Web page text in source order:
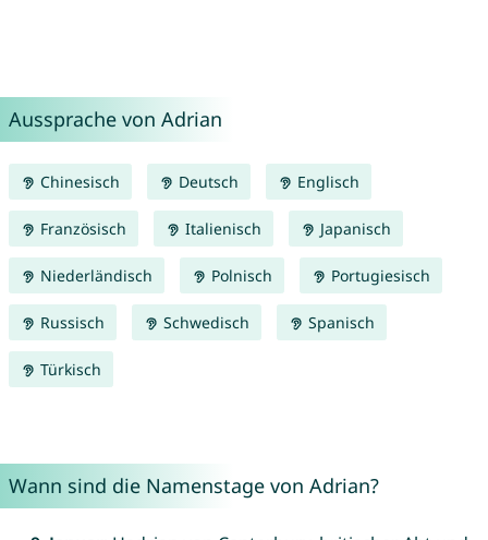
Aussprache von Adrian
Chinesisch Deutsch Englisch
Französisch Italienisch Japanisch
Niederländisch Polnisch Portugiesisch
Russisch Schwedisch Spanisch
Türkisch
Wann sind die Namenstage von Adrian?